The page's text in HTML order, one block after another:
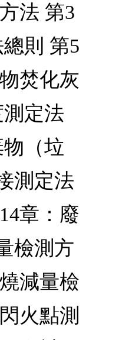
法 第3
則 第5
焚化灰
定法
（垃
測定法
章：廢
檢測方
減量檢
火點測